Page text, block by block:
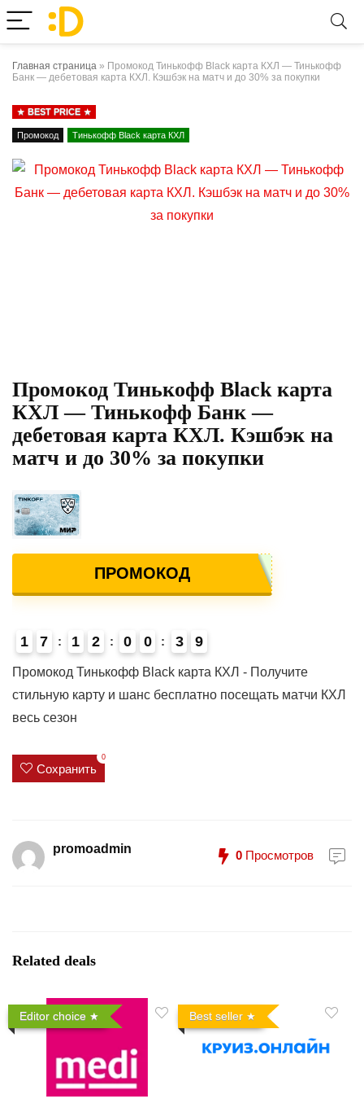
Главная страница » Промокод Тинькофф Black карта КХЛ — Тинькофф
Банк — дебетовая карта КХЛ. Кэшбэк на матч и до 30% за покупки
BEST PRICE
Промокод Тинькофф Black карта КХЛ
Промокод Тинькофф Black карта
КХЛ — Тинькофф Банк —
дебетовая карта КХЛ. Кэшбэк на
матч и до 30% за покупки
ПРОМОКОД
1
4
7 1 2 0 0 3 8
9
Промокод Тинькофф Black карта КХЛ - Получите
стильную карту и шанс бесплатно посещать матчи КХЛ
весь сезон
Сохранить
0
promoadmin 0 Просмотров
Related deals
Editor choice Best seller